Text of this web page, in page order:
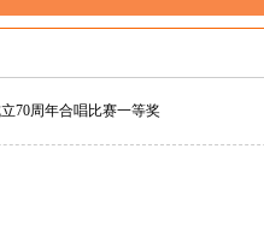
70周年合唱比赛一等奖